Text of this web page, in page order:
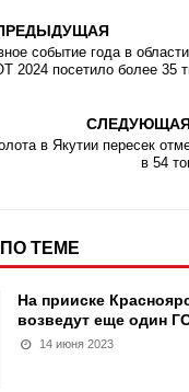
событие года в
2024 посетило более 35
в Якутии пересек
в 54
ТЕМЕ
На прииске
возведут еще один
14 июня 2023